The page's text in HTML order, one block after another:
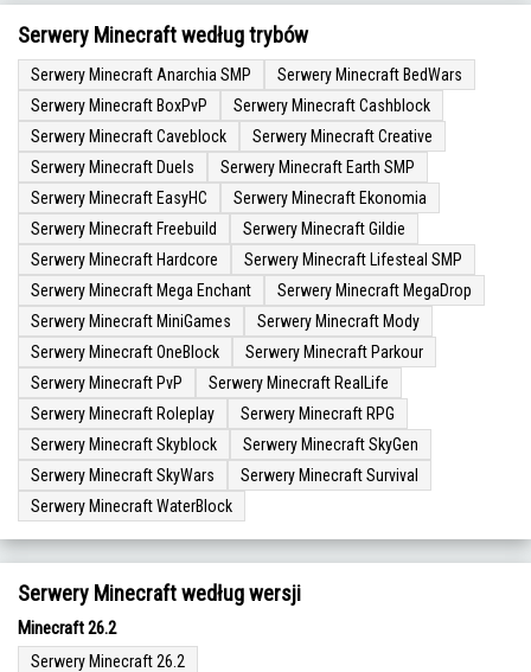
Serwery Minecraft według trybów
Serwery Minecraft Anarchia SMP
Serwery Minecraft BedWars
Serwery Minecraft BoxPvP
Serwery Minecraft Cashblock
Serwery Minecraft Caveblock
Serwery Minecraft Creative
Serwery Minecraft Duels
Serwery Minecraft Earth SMP
Serwery Minecraft EasyHC
Serwery Minecraft Ekonomia
Serwery Minecraft Freebuild
Serwery Minecraft Gildie
Serwery Minecraft Hardcore
Serwery Minecraft Lifesteal SMP
Serwery Minecraft Mega Enchant
Serwery Minecraft MegaDrop
Serwery Minecraft MiniGames
Serwery Minecraft Mody
Serwery Minecraft OneBlock
Serwery Minecraft Parkour
Serwery Minecraft PvP
Serwery Minecraft RealLife
Serwery Minecraft Roleplay
Serwery Minecraft RPG
Serwery Minecraft Skyblock
Serwery Minecraft SkyGen
Serwery Minecraft SkyWars
Serwery Minecraft Survival
Serwery Minecraft WaterBlock
Serwery Minecraft według wersji
Minecraft 26.2
Serwery Minecraft 26.2